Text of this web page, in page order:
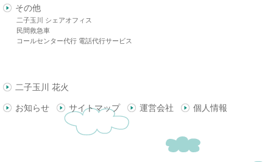
その他
二子玉川 シェアオフィス
民間救急車
コールセンター代行 電話代行サービス
二子玉川 花火
お知らせ サイトマップ 運営会社 個人情報